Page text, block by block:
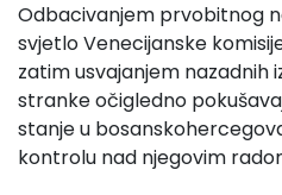
Odbacivanjem prvobitnog
svjetlo Venecijanske
zatim usvajanjem nazadnih
stranke očigledno
stanje u
kontrolu nad njegovim